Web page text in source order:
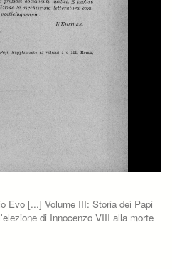
Evo [...] Volume III: Storia dei Papi
di Innocenzo VIII alla morte